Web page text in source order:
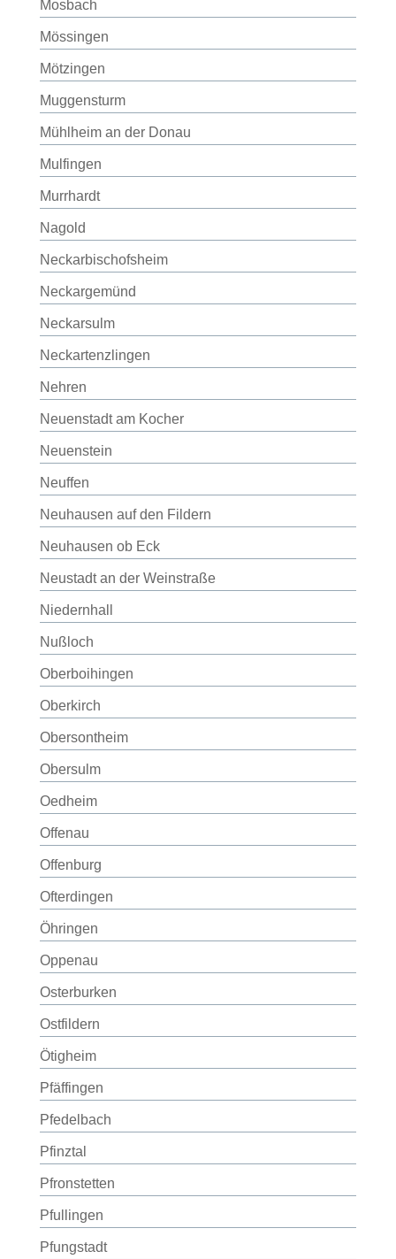
Mosbach
Mössingen
Mötzingen
Muggensturm
Mühlheim an der Donau
Mulfingen
Murrhardt
Nagold
Neckarbischofsheim
Neckargemünd
Neckarsulm
Neckartenzlingen
Nehren
Neuenstadt am Kocher
Neuenstein
Neuffen
Neuhausen auf den Fildern
Neuhausen ob Eck
Neustadt an der Weinstraße
Niedernhall
Nußloch
Oberboihingen
Oberkirch
Obersontheim
Obersulm
Oedheim
Offenau
Offenburg
Ofterdingen
Öhringen
Oppenau
Osterburken
Ostfildern
Ötigheim
Pfäffingen
Pfedelbach
Pfinztal
Pfronstetten
Pfullingen
Pfungstadt